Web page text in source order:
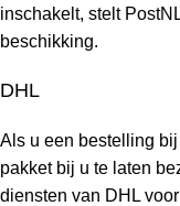
inschakelt, stelt
beschikking.
DHL
Als u een bestelling
pakket bij u te laten
diensten van DHL